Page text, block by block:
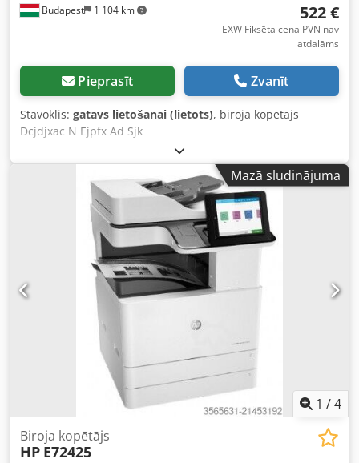
Budapest 1 104 km 522 €
EXW Fiksēta cena PVN nav
atdalāms
Pieprasīt Zvanīt
Stāvoklis: gatavs lietošanai (lietots), biroja kopētājs
Dcjdjxac N Ejpfx Ad Sjk
Mazā sludinājuma
1 /4
Biroja kopētājs
HP E72425